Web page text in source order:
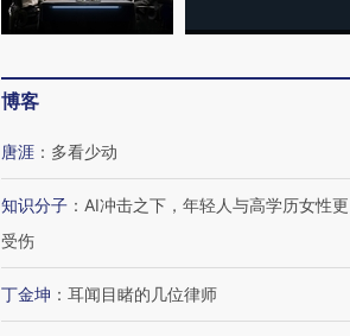
博客
唐涯 ： 多看少动
知识分子 ： AI冲击之下，年轻人与高学历女性更
受伤
丁金坤 ： 耳闻目睹的几位律师